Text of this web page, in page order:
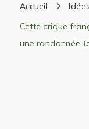
Accueil
Cette crique
une randonnée